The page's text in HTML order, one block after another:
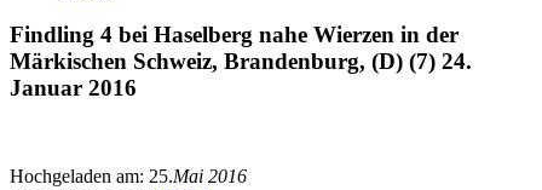
Findling 4 bei Haselberg nahe Wierzen in der
Märkischen Schweiz, Brandenburg, (D) (7) 24.
Januar 2016
Hochgeladen am: 25.Mai 2016